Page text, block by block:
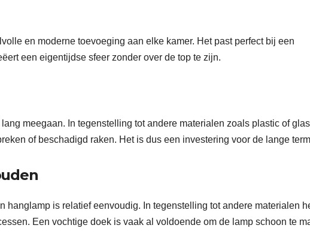
en moderne toevoeging aan elke kamer. Het past perfect bij een
een eigentijdse sfeer zonder over de top te zijn.
meegaan. In tegenstelling tot andere materialen zoals plastic of
of beschadigd raken. Het is dus een investering voor de lange
hanglamp is relatief eenvoudig. In tegenstelling tot andere materialen
Een vochtige doek is vaak al voldoende om de lamp schoon te